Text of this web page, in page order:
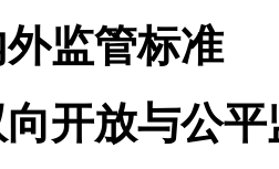
监管标准
开放与公平